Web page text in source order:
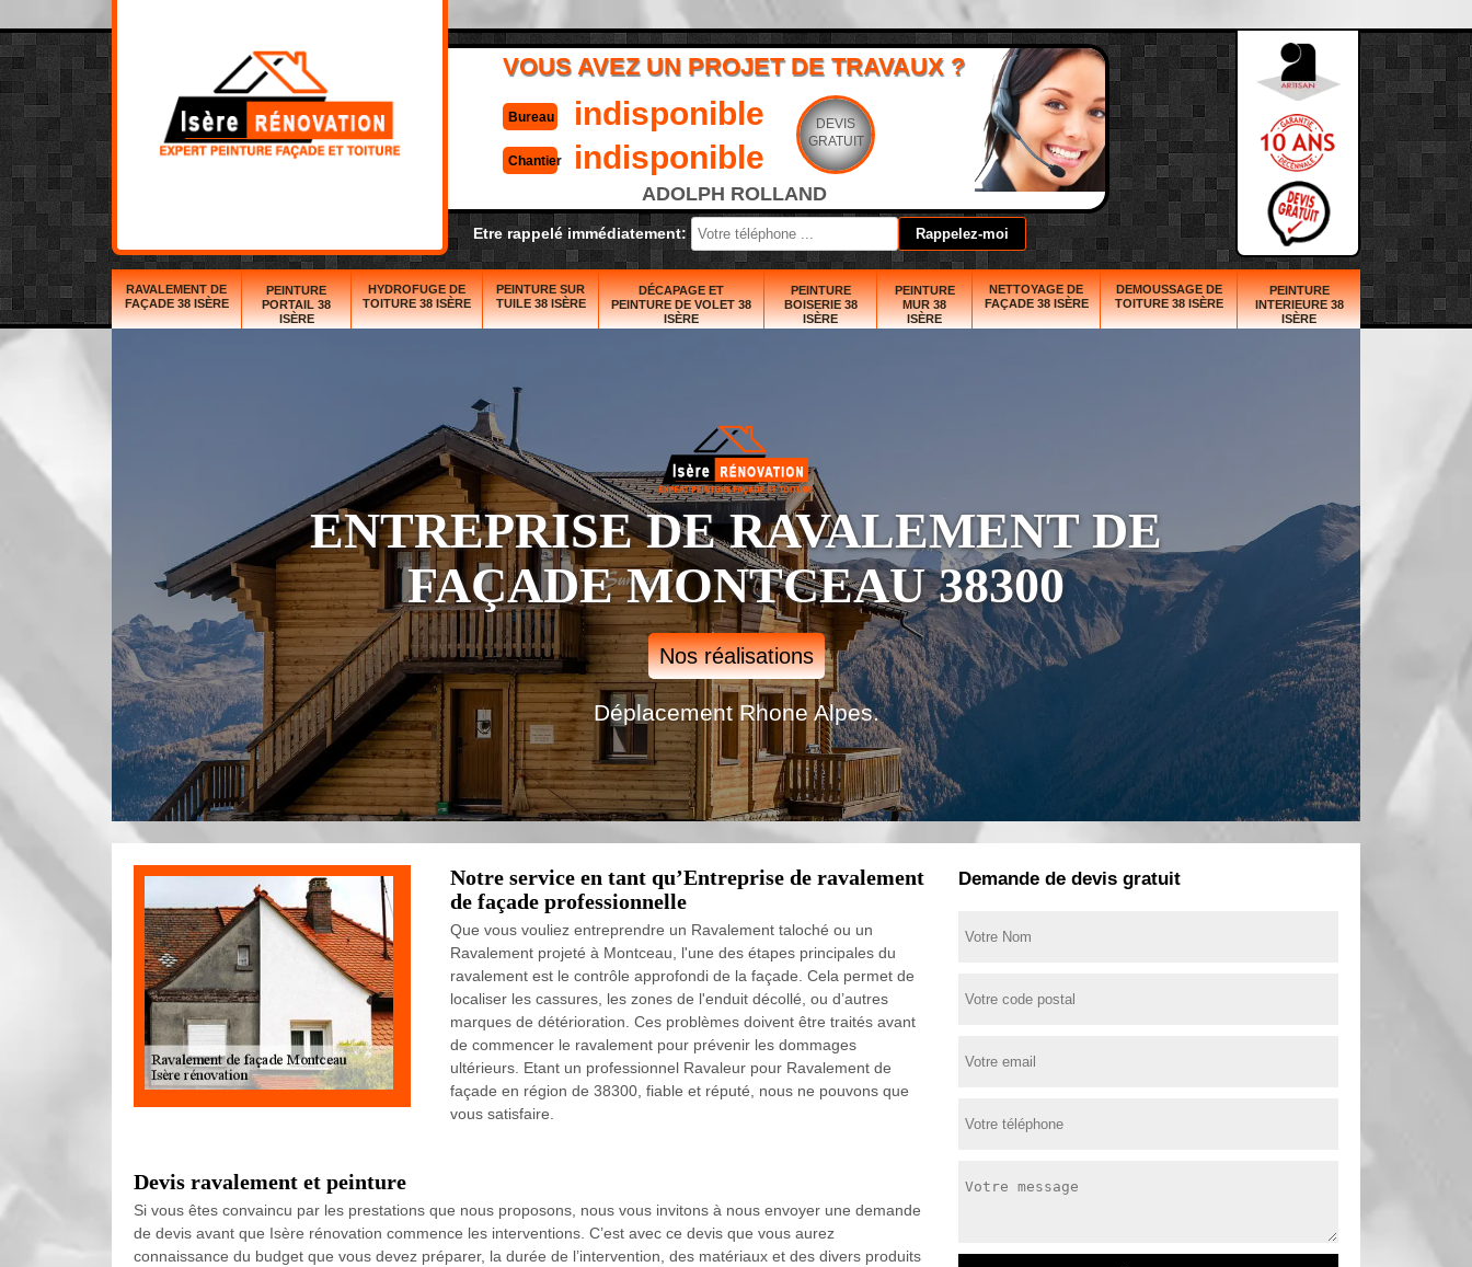
VOUS AVEZ UN PROJET DE TRAVAUX ?
Bureau indisponible
Chantier indisponible
DEVIS
GRATUIT
ADOLPH ROLLAND
Etre rappelé immédiatement:
RAVALEMENT DE
FAÇADE 38 ISÈRE
PEINTURE
PORTAIL 38
ISÈRE
HYDROFUGE DE
TOITURE 38 ISÈRE
PEINTURE SUR
TUILE 38 ISÈRE
DÉCAPAGE ET
PEINTURE DE VOLET 38
ISÈRE
PEINTURE
BOISERIE 38
ISÈRE
PEINTURE
MUR 38
ISÈRE
NETTOYAGE DE
FAÇADE 38 ISÈRE
DEMOUSSAGE DE
TOITURE 38 ISÈRE
PEINTURE
INTERIEURE 38
ISÈRE
ENTREPRISE DE RAVALEMENT DE
FAÇADE MONTCEAU 38300
Nos réalisations
Déplacement Rhone Alpes.
Notre service en tant qu’Entreprise de ravalement
de façade professionnelle
Que vous vouliez entreprendre un Ravalement taloché ou un
Ravalement projeté à Montceau, l'une des étapes principales du
ravalement est le contrôle approfondi de la façade. Cela permet de
localiser les cassures, les zones de l'enduit décollé, ou d’autres
marques de détérioration. Ces problèmes doivent être traités avant
de commencer le ravalement pour prévenir les dommages
ultérieurs. Etant un professionnel Ravaleur pour Ravalement de
façade en région de 38300, fiable et réputé, nous ne pouvons que
vous satisfaire.
Devis ravalement et peinture
Si vous êtes convaincu par les prestations que nous proposons, nous vous invitons à nous envoyer une demande
de devis avant que Isère rénovation commence les interventions. C’est avec ce devis que vous aurez
connaissance du budget que vous devez préparer, la durée de l’intervention, des matériaux et des divers produits
Demande de devis gratuit